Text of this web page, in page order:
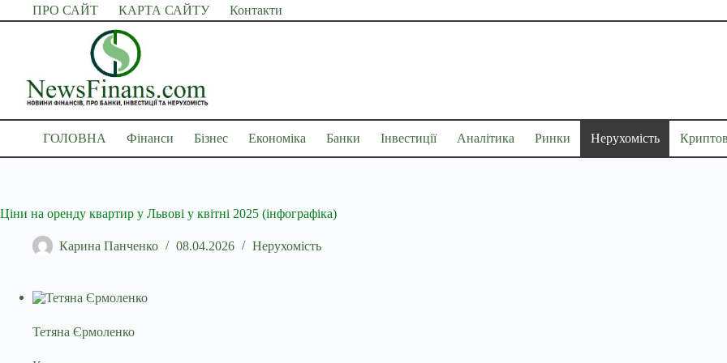
Перейти
до
ПРО САЙТ КАРТА САЙТУ Контакти
ГОЛОВНА Фінанси Бізнес Економіка Банки Інвестиції Аналітика Ринки Нерухомість
Ціни на оренду квартир у Львові у квітні 2025 (інфографіка)
Карина Панченко 08.04.2026 Нерухомість
Тетяна Єрмоленко